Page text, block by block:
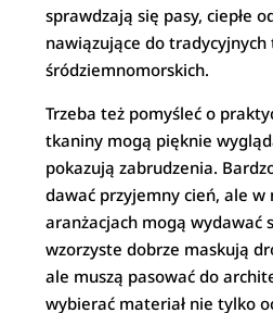
sprawdzają się pasy, ciepłe
nawiązujące do tradycyjnych
śródziemnomorskich.
Trzeba też pomyśleć o
tkaniny mogą pięknie
pokazują zabrudzenia.
dawać przyjemny cień, ale w
aranżacjach mogą wydawać
wzorzyste dobrze maskują
ale muszą pasować do
wybierać materiał nie tylko